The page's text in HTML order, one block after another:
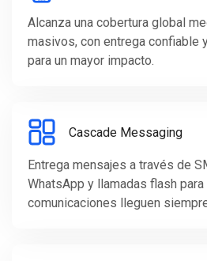
Alcanza una cobertura global
masivos, con entrega confiable
para un mayor impacto.
Cascade Messaging
Entrega mensajes a través de
WhatsApp y llamadas flash
comunicaciones lleguen